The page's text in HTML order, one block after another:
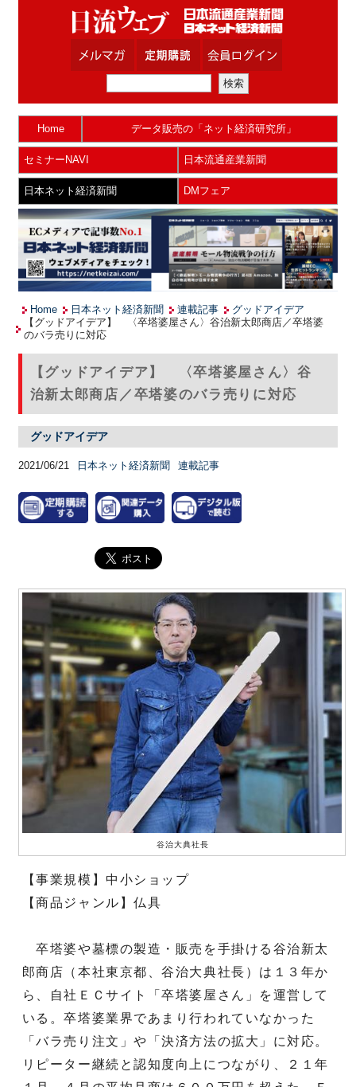
Home データ販売の「ネット経済研究所」
セミナーNAVI 日本流通産業新聞
日本ネット経済新聞 DMフェア
Home 日本ネット経済新聞 連載記事
グッドアイデア
【グッドアイデア】 〈卒塔婆屋さん〉谷治新太郎商店／卒塔婆
のバラ売りに対応
【グッドアイデア】 〈卒塔婆屋さん〉谷
治新太郎商店／卒塔婆のバラ売りに対応
グッドアイデア
2021/06/21 日本ネット経済新聞 連載記事
谷治大典社長
【事業規模】中小ショップ
【商品ジャンル】仏具
卒塔婆や墓標の製造・販売を手掛ける谷治新太
郎商店（本社東京都、谷治大典社長）は１３年か
ら、自社ＥＣサイト「卒塔婆屋さん」を運営して
いる。卒塔婆業界であまり行われていなかった
「バラ売り注文」や「決済方法の拡大」に対応。
リピーター継続と認知度向上につながり、２１年